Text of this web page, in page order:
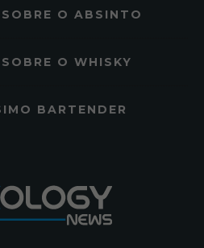
O ABSINTO
O WHISKY
BARTENDER